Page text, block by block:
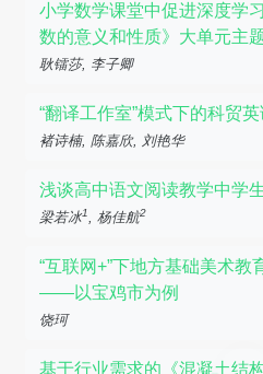
小学数学课堂中促进深度
数的意义和性质》大单元主
耿镭莎, 李子卿
“翻译工作室”模式下的科贸
褚诗楠, 陈嘉欣, 刘艳华
浅谈高中语文阅读教学中学
梁若冰1, 杨佳航2
“互联网+”下地方基础美术教
——以宝鸡市为例
饶珂
基于行业需求的《混凝土结